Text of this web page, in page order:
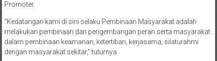
Promoter.
“Kedatangan kami di sini selaku Pembinaan Masyarakat adalah
melakukan pembinaan dan pengembangan peran serta masyarakat
dalam pembinaan keamanan, ketertiban, kerjasama, silaturahmi
dengan masyarakat sekitar,” tuturnya.